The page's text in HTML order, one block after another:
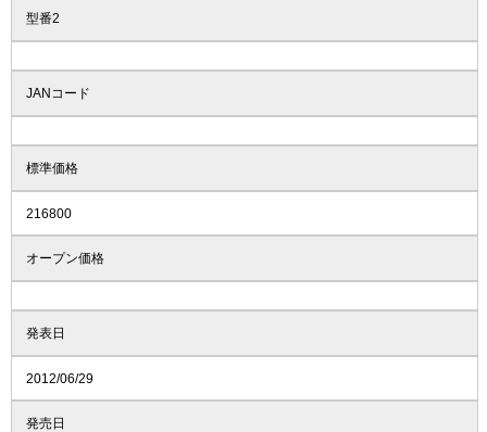
型番2
JANコード
標準価格
216800
オープン価格
発表日
2012/06/29
発売日